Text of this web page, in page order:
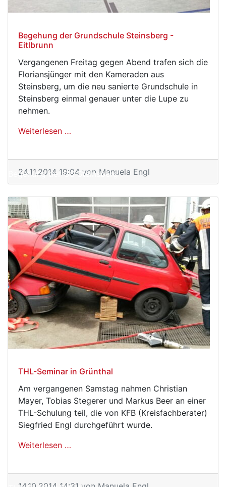
Begehung der GS Steinsberg
Begehung der Grundschule Steinsberg -
Eitlbrunn
Vergangenen Freitag gegen Abend trafen sich die
Floriansjünger mit den Kameraden aus
Steinsberg, um die neu sanierte Grundschule in
Steinsberg einmal genauer unter die Lupe zu
nehmen.
Weiterlesen …
24.11.2014 19:04 von Manuela Engl
THL-Seminar in Grünthal
Am vergangenen Samstag nahmen Christian
Mayer, Tobias Stegerer und Markus Beer an einer
THL-Schulung teil, die von KFB (Kreisfachberater)
Siegfried Engl durchgeführt wurde.
Weiterlesen …